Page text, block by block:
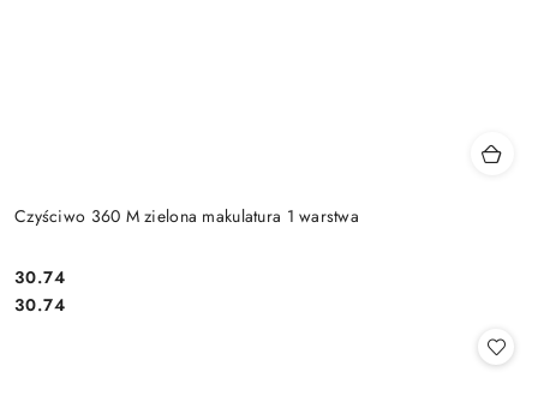
Czyściwo 360 M zielona makulatura 1 warstwa
Cena:
30.74
Cena:
30.74